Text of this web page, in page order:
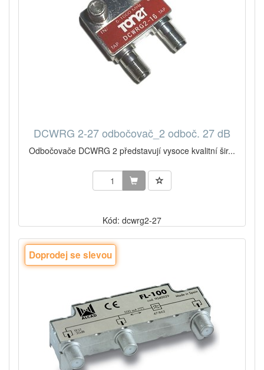
DCWRG 2-27 odbočovač_2 odboč. 27 dB
Odbočovače DCWRG 2 představují vysoce kvalitní šir...
Kód: dcwrg2-27
Doprodej se slevou